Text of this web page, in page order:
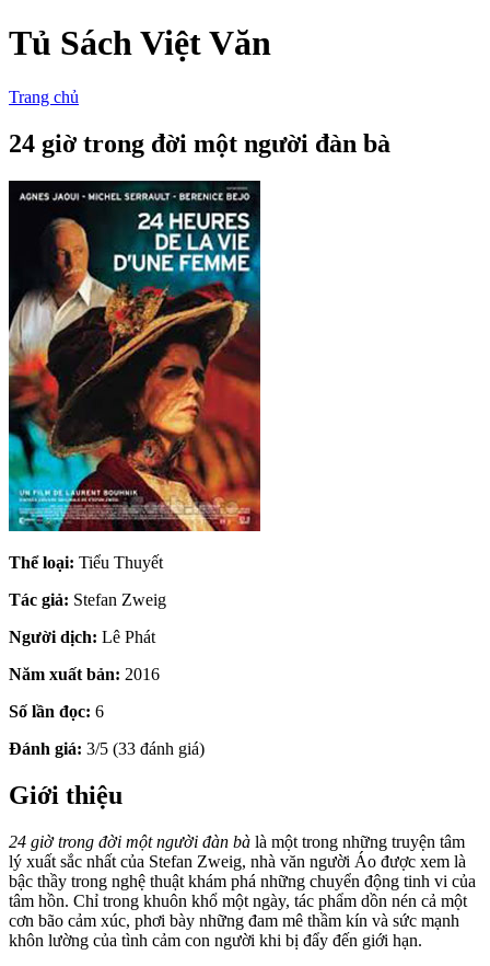
Tủ Sách Việt Văn
Trang chủ
24 giờ trong đời một người đàn bà
Thể loại: Tiểu Thuyết
Tác giả: Stefan Zweig
Người dịch: Lê Phát
Năm xuất bản: 2016
Số lần đọc: 6
Đánh giá: 3/5 (33 đánh giá)
Giới thiệu
24 giờ trong đời một người đàn bà là một trong những truyện tâm
lý xuất sắc nhất của Stefan Zweig, nhà văn người Áo được xem là
bậc thầy trong nghệ thuật khám phá những chuyển động tinh vi của
tâm hồn. Chỉ trong khuôn khổ một ngày, tác phẩm dồn nén cả một
cơn bão cảm xúc, phơi bày những đam mê thầm kín và sức mạnh
khôn lường của tình cảm con người khi bị đẩy đến giới hạn.